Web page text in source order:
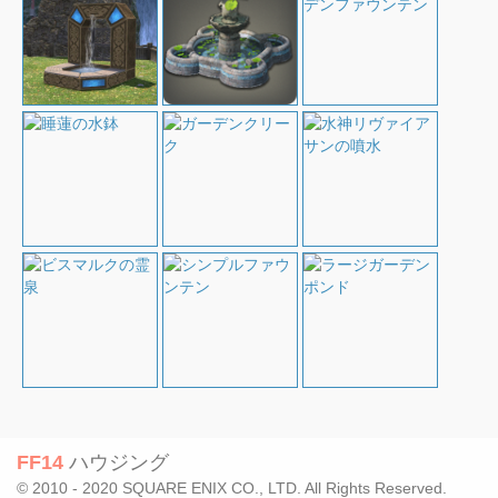
FF14 ハウジング
© 2010 - 2020 SQUARE ENIX CO., LTD. All Rights Reserved.